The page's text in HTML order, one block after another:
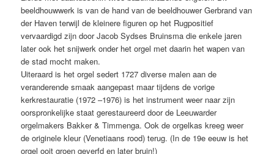
beeldhouwwerk is van de hand van de beeldhouwer Gerbrand van
der Haven terwijl de kleinere figuren op het Rugpositief
vervaardigd zijn door Jacob Sydses Bruinsma die enkele jaren
later ook het snijwerk onder het orgel met daarin het wapen van
de stad mocht maken.
Uiteraard is het orgel sedert 1727 diverse malen aan de
veranderende smaak aangepast maar tijdens de vorige
kerkrestauratie (1972 –1976) is het instrument weer naar zijn
oorspronkelijke staat gerestaureerd door de Leeuwarder
orgelmakers Bakker & Timmenga. Ook de orgelkas kreeg weer
de originele kleur (Venetiaans rood) terug. (In de 19e eeuw is het
orgel ooit groen geverfd en later bruin!)